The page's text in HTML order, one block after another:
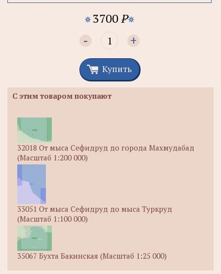
3700P
- +
Купить
С этим товаром покупают
32018 От мыса Сефидруд до города Махмудабад
(Масштаб 1:200 000)
33051 От мыса Сефидруд до мыса Туркруд
(Масштаб 1:100 000)
35067 Бухта Бакинская (Масштаб 1:25 000)